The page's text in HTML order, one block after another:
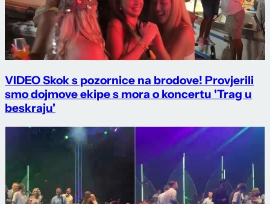
VIDEO Skok s pozornice na brodove! Provjerili
smo dojmove ekipe s mora o koncertu 'Trag u
beskraju'